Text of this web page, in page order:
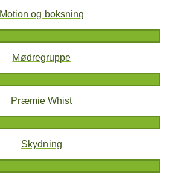
Motion og boksning
Mødregruppe
Præmie Whist
Skydning